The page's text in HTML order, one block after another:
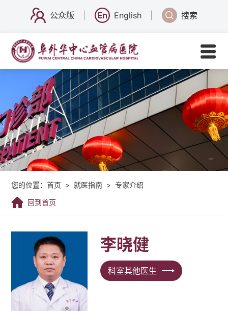
公众版 English 搜索
您的位置：首页 > 就医指南 > 专家介绍
回到首页
李晓健
科室其他医生